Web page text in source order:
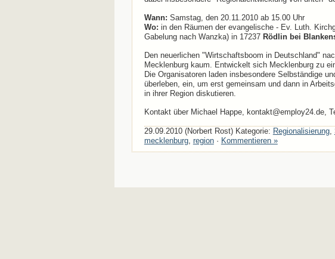
Wann: Samstag, den 20.11.2010 ab 15.00 Uhr
Wo: in den Räumen der evangelische - Ev. Luth.
Gabelung nach Wanzka) in 17237 Rödlin bei
Den neuerlichen "Wirtschaftsboom in Deutschland"
Mecklenburg kaum. Entwickelt sich Mecklenburg zu
Die Organisatoren laden insbesondere Selbständige
überleben, ein, um erst gemeinsam und dann in
in ihrer Region diskutieren.
Kontakt über Michael Happe, kontakt@employ24.de,
29.09.2010 (Norbert Rost) Kategorie: Regionalisierung,
mecklenburg, region· Kommentieren »